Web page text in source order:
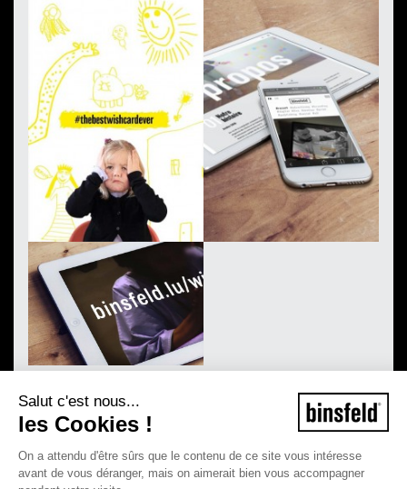
Salut c'est nous...
les Cookies !
On a attendu d'être sûrs que le contenu de ce site vous intéresse
avant de vous déranger, mais on aimerait bien vous accompagner